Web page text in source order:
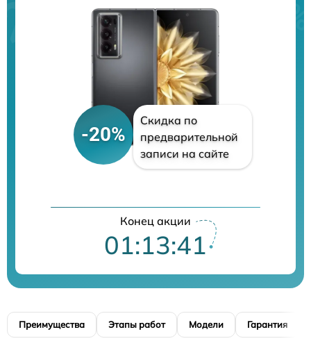
-20%
Скидка по
предварительной
записи на сайте
Конец акции
01:13:39
Преимущества Этапы работ Модели Гарантия